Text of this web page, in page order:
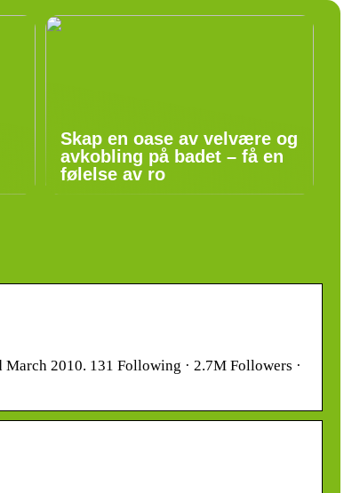
Skap en oase av velvære og
avkobling på badet – få en
følelse av ro
2010. 131 Following · 2.7M Followers ·